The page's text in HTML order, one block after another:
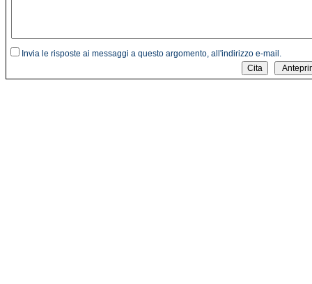
Invia le risposte ai messaggi a questo argomento, all'indirizzo e-mail.